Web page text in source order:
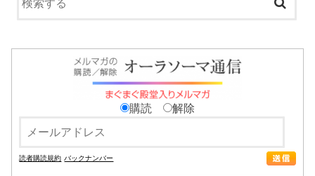
購読 解除
読者購読規約 バックナンバー